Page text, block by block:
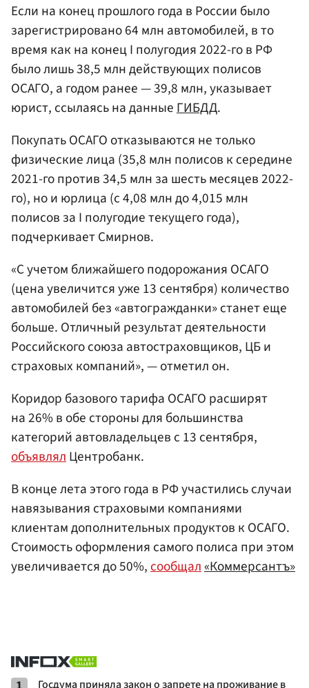
Если на конец прошлого года в России было
зарегистрировано 64 млн автомобилей, в то
время как на конец I полугодия 2022-го в РФ
было лишь 38,5 млн действующих полисов
ОСАГО, а годом ранее — 39,8 млн, указывает
юрист, ссылаясь на данные ГИБДД.
Покупать ОСАГО отказываются не только
физические лица (35,8 млн полисов к середине
2021-го против 34,5 млн за шесть месяцев 2022-
го), но и юрлица (с 4,08 млн до 4,015 млн
полисов за I полугодие текущего года),
подчеркивает Смирнов.
«С учетом ближайшего подорожания ОСАГО
(цена увеличится уже 13 сентября) количество
автомобилей без «автогражданки» станет еще
больше. Отличный результат деятельности
Российского союза автостраховщиков, ЦБ и
страховых компаний», — отметил он.
Коридор базового тарифа ОСАГО расширят
на 26% в обе стороны для большинства
категорий автовладельцев с 13 сентября,
объявлялЦентробанк.
В конце лета этого года в РФ участились случаи
навязывания страховыми компаниями
клиентам дополнительных продуктов к ОСАГО.
Стоимость оформления самого полиса при этом
увеличивается до 50%,сообщал«Коммерсантъ»
Госдума приняла закон о запрете на проживание в